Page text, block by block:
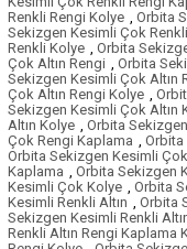
Renkli Rengi Kolye , Orbita
Sekizgen Kesimli Çok
Renkli Kolye , Orbita
Çok Altın Rengi , Orbita
Sekizgen Kesimli Çok Altın
Çok Altın Rengi Kolye ,
Sekizgen Kesimli Çok Altın
Altın Kolye , Orbita
Çok Rengi Kaplama , Orbita
Orbita Sekizgen Kesimli
Kaplama , Orbita Sekizgen
Kesimli Çok Kolye , Orbita
Kesimli Renkli Altın , Orbita
Sekizgen Kesimli Renkli
Renkli Altın Rengi Kaplama